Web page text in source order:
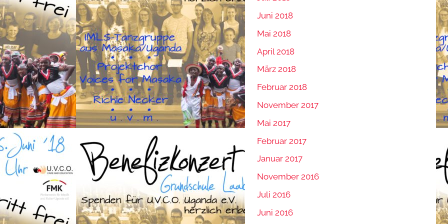
Juni 2018
Mai 2018
April 2018
März 2018
Februar 2018
November 2017
Mai 2017
Februar 2017
Januar 2017
November 2016
Juli 2016
Juni 2016